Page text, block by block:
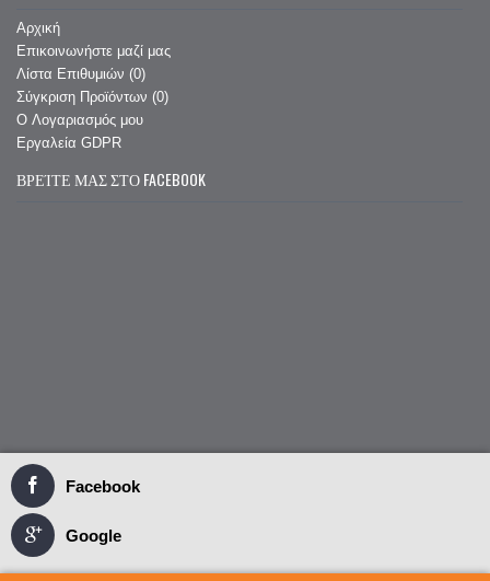
Αρχική
Επικοινωνήστε μαζί μας
Λίστα Επιθυμιών (0)
Σύγκριση Προϊόντων (0)
O Λογαριασμός μου
Εργαλεία GDPR
ΒΡΕΊΤΕ ΜΑΣ ΣΤΟ FACEBOOK
Facebook
Google